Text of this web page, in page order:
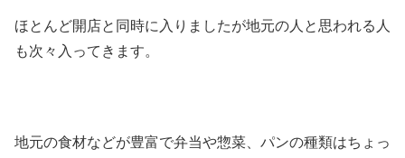
ほとんど開店と同時に入りましたが地元の人と思われる人
も次々入ってきます。
地元の食材などが豊富で弁当や惣菜、パンの種類はちょっ